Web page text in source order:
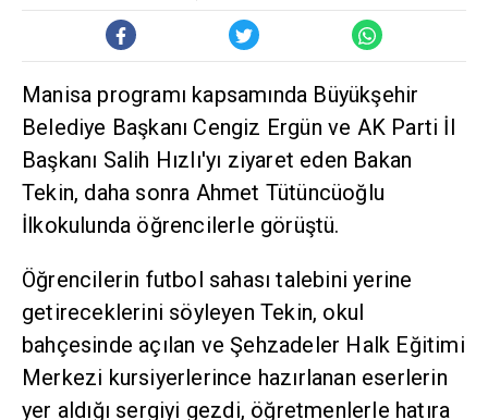
Manisa programı kapsamında Büyükşehir
Belediye Başkanı Cengiz Ergün ve AK Parti İl
Başkanı Salih Hızlı'yı ziyaret eden Bakan
Tekin, daha sonra Ahmet Tütüncüoğlu
İlkokulunda öğrencilerle görüştü.
Öğrencilerin futbol sahası talebini yerine
getireceklerini söyleyen Tekin, okul
bahçesinde açılan ve Şehzadeler Halk Eğitimi
Merkezi kursiyerlerince hazırlanan eserlerin
yer aldığı sergiyi gezdi, öğretmenlerle hatıra